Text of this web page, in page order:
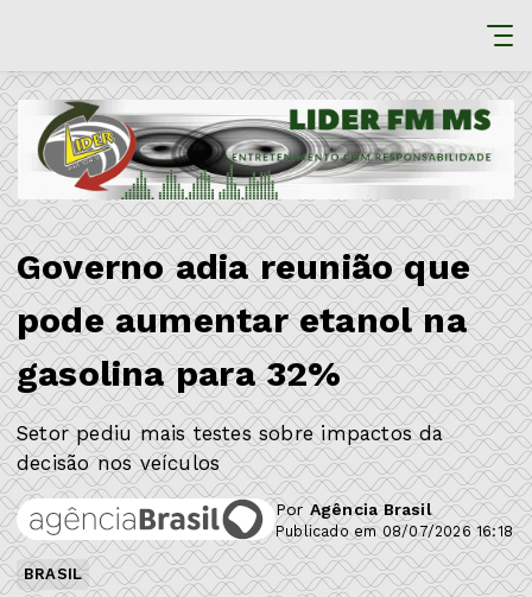
Governo adia reunião que
pode aumentar etanol na
gasolina para 32%
Setor pediu mais testes sobre impactos da
decisão nos veículos
PorAgência Brasil
Publicado em 08/07/2026 16:18
BRASIL